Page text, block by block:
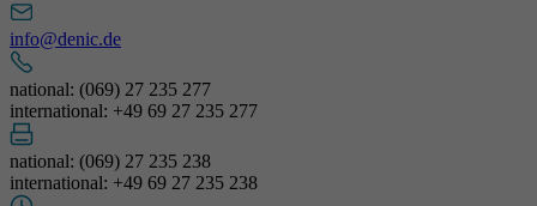
info@denic.de
national: (069) 27 235 277
international: +49 69 27 235 277
national: (069) 27 235 238
international: +49 69 27 235 238